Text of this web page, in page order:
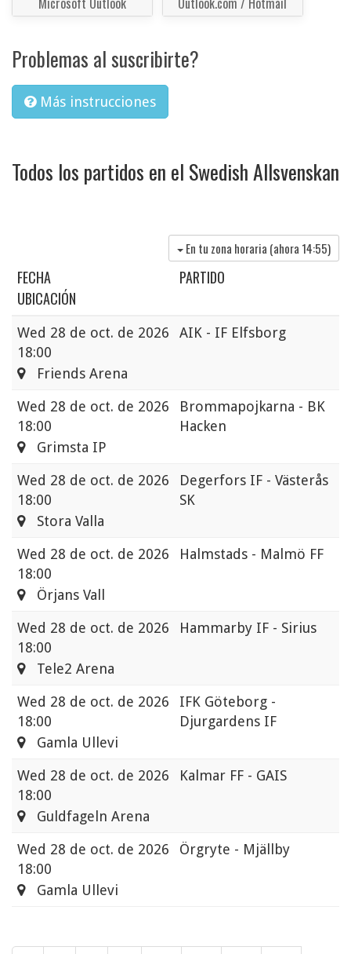
Problemas al suscribirte?
Más instrucciones
Todos los partidos en el Swedish Allsvenskan
En tu zona horaria (ahora 14:55)
FECHA
PARTIDO
UBICACIÓN
Wed 28 de oct. de 2026
18:00
AIK - IF Elfsborg
Friends Arena
Wed 28 de oct. de 2026
18:00
Brommapojkarna - BK
Hacken
Grimsta IP
Wed 28 de oct. de 2026
18:00
Degerfors IF - Västerås
SK
Stora Valla
Wed 28 de oct. de 2026
18:00
Halmstads - Malmö FF
Örjans Vall
Wed 28 de oct. de 2026
18:00
Hammarby IF - Sirius
Tele2 Arena
Wed 28 de oct. de 2026
18:00
IFK Göteborg -
Djurgardens IF
Gamla Ullevi
Wed 28 de oct. de 2026
18:00
Kalmar FF - GAIS
Guldfageln Arena
Wed 28 de oct. de 2026
18:00
Örgryte - Mjällby
Gamla Ullevi